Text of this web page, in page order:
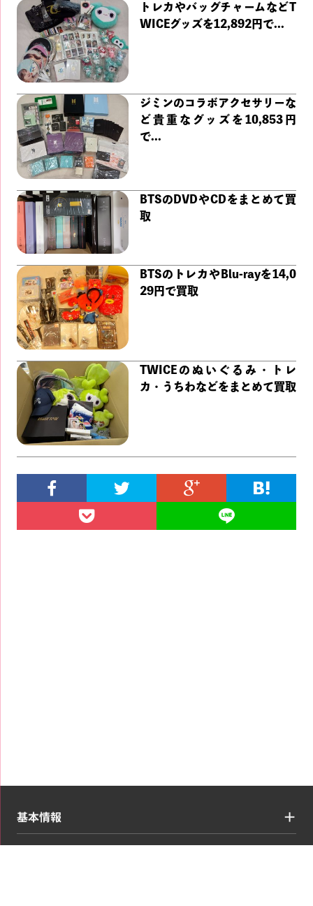
トレカやバッグチャームなどT
WICEグッズを12,892円で...
ジミンのコラボアクセサリーな
ど貴重なグッズを10,853円
で...
BTSのDVDやCDをまとめて買
取
BTSのトレカやBlu-rayを14,0
29円で買取
TWICEのぬいぐるみ・トレ
カ・うちわなどをまとめて買取
基本情報